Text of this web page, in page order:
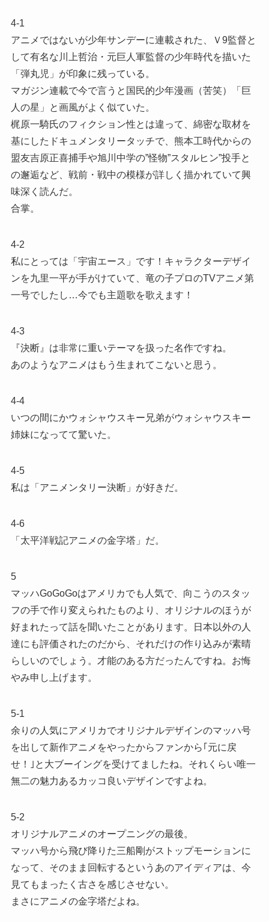
4-1
アニメではないが少年サンデーに連載された、Ｖ9監督と
して有名な川上哲治・元巨人軍監督の少年時代を描いた
「弾丸児」が印象に残っている。
マガジン連載で今で言うと国民的少年漫画（苦笑）「巨
人の星」と画風がよく似ていた。
梶原一騎氏のフィクション性とは違って、綿密な取材を
基にしたドキュメンタリータッチで、熊本工時代からの
盟友吉原正喜捕手や旭川中学の”怪物”スタルヒン”投手と
の邂逅など、戦前・戦中の模様が詳しく描かれていて興
味深く読んだ。
合掌。
4-2
私にとっては「宇宙エース」です！キャラクターデザイ
ンを九里一平が手がけていて、竜の子プロのTVアニメ第
一号でしたし…今でも主題歌を歌えます！
4-3
『決断』は非常に重いテーマを扱った名作ですね。
あのようなアニメはもう生まれてこないと思う。
4-4
いつの間にかウォシャウスキー兄弟がウォシャウスキー
姉妹になってて驚いた。
4-5
私は「アニメンタリー決断」が好きだ。
4-6
「太平洋戦記アニメの金字塔」だ。
5
マッハGoGoGoはアメリカでも人気で、向こうのスタッ
フの手で作り変えられたものより、オリジナルのほうが
好まれたって話を聞いたことがあります。日本以外の人
達にも評価されたのだから、それだけの作り込みが素晴
らしいのでしょう。才能のある方だったんですね。お悔
やみ申し上げます。
5-1
余りの人気にアメリカでオリジナルデザインのマッハ号
を出して新作アニメをやったからファンから｢元に戻
せ！｣と大ブーイングを受けてましたね。それくらい唯一
無二の魅力あるカッコ良いデザインですよね。
5-2
オリジナルアニメのオープニングの最後。
マッハ号から飛び降りた三船剛がストップモーションに
なって、そのまま回転するというあのアイディアは、今
見てもまったく古さを感じさせない。
まさにアニメの金字塔だよね。